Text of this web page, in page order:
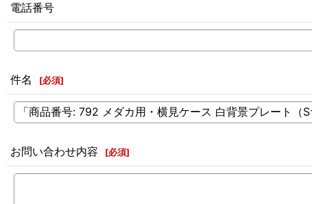
電話番号
件名 [必須]
お問い合わせ内容 [必須]